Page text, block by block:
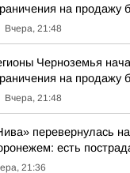
на продажу
Вчера, 21:48
Черноземья
на продажу
Вчера, 21:48
перевернулась
есть
21:36